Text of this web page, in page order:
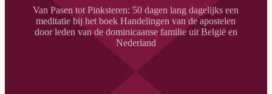
Van Pasen tot Pinksteren: 50 dagen lang dagelijks een
meditatie bij het boek Handelingen van de apostelen
door leden van de dominicaanse familie uit België en
Nederland